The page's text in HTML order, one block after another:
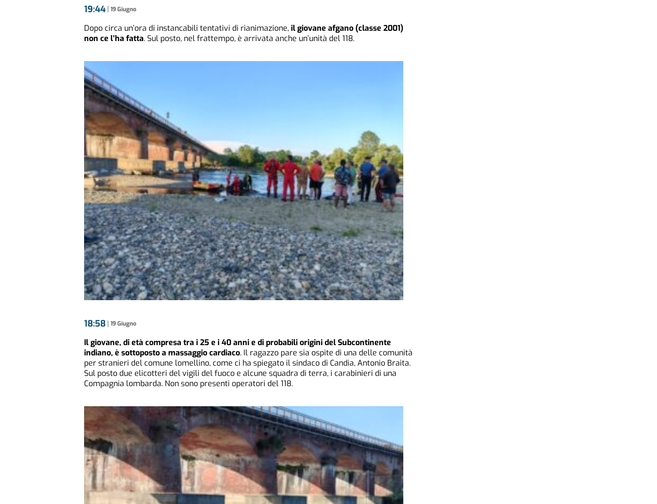
19:44| 19 Giugno
Dopo circa un’ora di instancabili tentativi di rianimazione,il giovane afgano (classe 2001)
non ce l’ha fatta. Sul posto, nel frattempo, è arrivata anche un’unità del 118.
18:58| 19 Giugno
Il giovane, di età compresa tra i 25 e i 40 anni e di probabili origini del Subcontinente
indiano, è sottoposto a massaggio cardiaco. Il ragazzo pare sia ospite di una delle comunità
per stranieri del comune lomellino, come ci ha spiegato il sindaco di Candia, Antonio Braita.
Sul posto due elicotteri del vigili del fuoco e alcune squadra di terra, i carabinieri di una
Compagnia lombarda. Non sono presenti operatori del 118.